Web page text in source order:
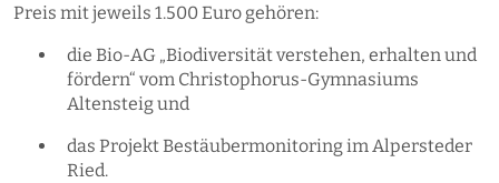
Preis mit jeweils 1.500 Euro gehören:
die Bio-AG „Biodiversität verstehen, erhalten und
fördern“ vom Christophorus-Gymnasiums
Altensteig und
das Projekt Bestäubermonitoring im Alpersteder
Ried.